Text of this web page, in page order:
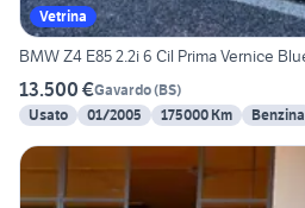
Vetrina
BMW Z4 E85 2.2i 6 Cil Prima Vernice
13.500 €Gavardo(BS)
Usato
01/2005 175000 Km Benzina